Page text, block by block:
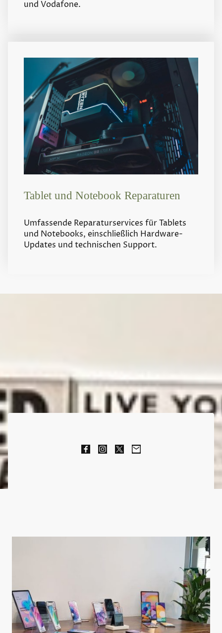
und Vodafone.
Tablet und Notebook Reparaturen
Umfassende Reparaturservices für Tablets
und Notebooks, einschließlich Hardware-
Updates und technischen Support.